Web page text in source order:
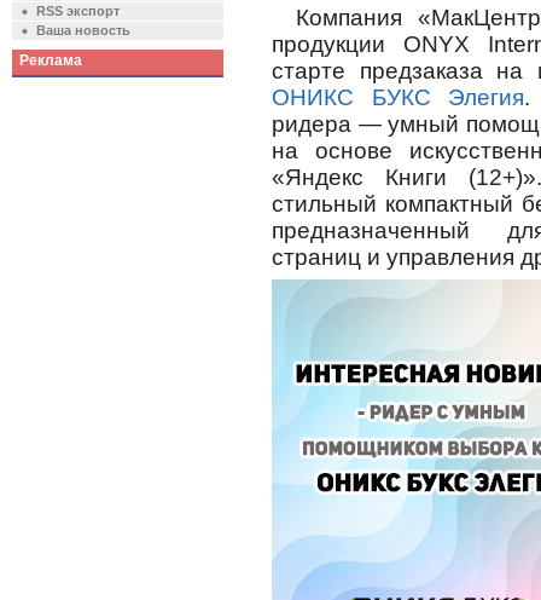
RSS экспорт
Ваша новость
Реклама
Компания
продукции ONYX
старте предзаказа
ОНИКС БУКС Элегия.
ридера — умный
на основе
«Яндекс Книги
стильный компактный
предназначенный
страниц и управления